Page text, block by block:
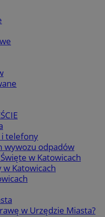
i telefony
wywozu odpadów
w Katowicach
w Katowicach
w Urzędzie Miasta?